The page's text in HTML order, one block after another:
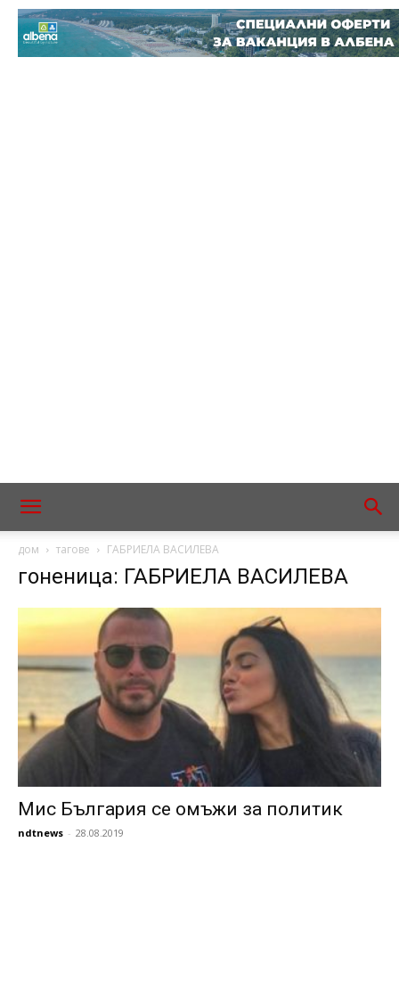
дом тагове ГАБРИЕЛА ВАСИЛЕВА
гоненица: ГАБРИЕЛА ВАСИЛЕВА
Мис България се омъжи за политик
ndtnews - 28.08.2019